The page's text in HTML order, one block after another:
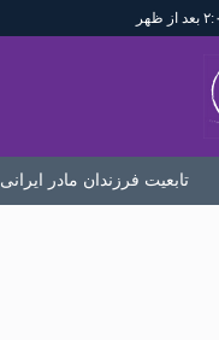
تابعیت فرزندان مادر ایرانی